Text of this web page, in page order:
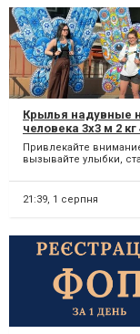
Крылья надувные
человека 3х3 м 2 кг
работы на одном
Привлекайте
вызывайте улыбки,
Надувными крыльями
компании Слон...
21:39, 1 серпня